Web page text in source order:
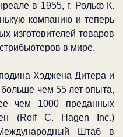
в 1955, г. Рольф К.
компанию и теперь
изготовителей товаров
в мире.
Хэджена Дитера и
больше чем 55 лет опыта,
чем 1000 преданных
(Rolf C. Hagen Inc.)
Штаб в